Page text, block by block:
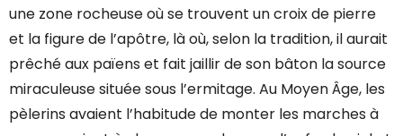
une zone rocheuse où se trouvent un croix de pierre
et la figure de l’apôtre, là où, selon la tradition, il aurait
prêché aux païens et fait jaillir de son bâton la source
miraculeuse située sous l’ermitage. Au Moyen Âge, les
pèlerins avaient l’habitude de monter les marches à